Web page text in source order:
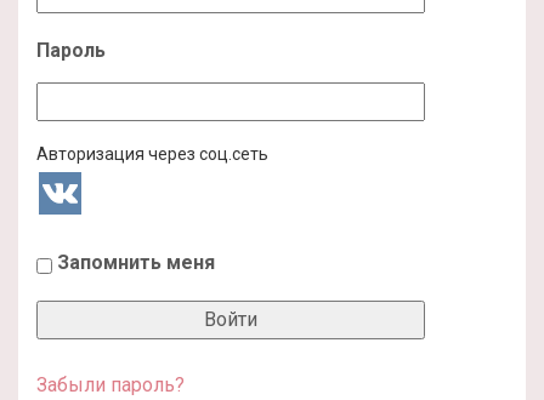
Пароль
Авторизация через соц.сеть
Запомнить меня
Забыли пароль?